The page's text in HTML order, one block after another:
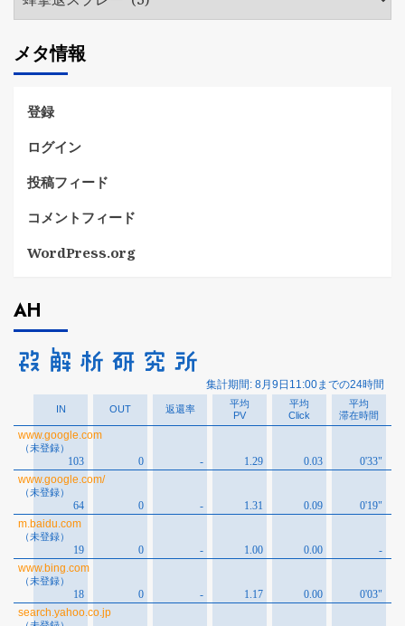
テ
リ
ー
メタ情報
登録
ログイン
投稿フィード
コメントフィード
WordPress.org
AH